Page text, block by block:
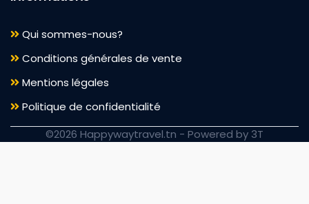
Qui sommes-nous?
Conditions générales de vente
Mentions légales
Politique de confidentialité
©2026 Happywaytravel.tn - Powered by 3T